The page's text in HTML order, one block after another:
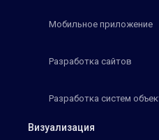
Мобильное приложение
Разработка сайтов
Разработка систем
Визуализация